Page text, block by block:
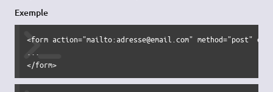
Exemple
<form action="mailto:adresse@email.com" method="post"
</form>